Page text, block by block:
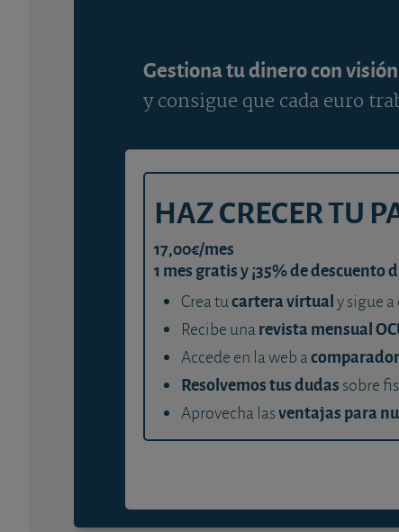
Gestiona tu dinero con
y consigue que cada euro
HAZ CRECER TU
17,00€/mes
1 mes gratis y ¡35% de
Crea tucartera virtualy sigue
Recibe unarevista mensual
Accede en la web a
Resolvemos tus dudas sobre
Aprovecha lasventajas para